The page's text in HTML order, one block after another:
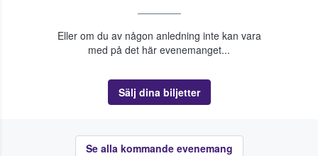
Eller om du av någon anledning inte kan vara
med på det här evenemanget...
Sälj dina biljetter
Se alla kommande evenemang